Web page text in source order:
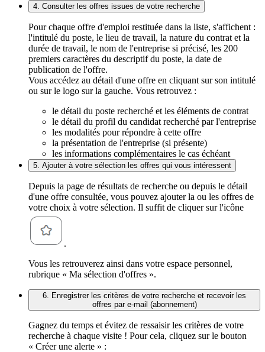
4. Consulter les offres issues de votre recherche
Pour chaque offre d'emploi restituée dans la liste, s'affichent :
l'intitulé du poste, le lieu de travail, la nature du contrat et la
durée de travail, le nom de l'entreprise si précisé, les 200
premiers caractères du descriptif du poste, la date de
publication de l'offre.
Vous accédez au détail d'une offre en cliquant sur son intitulé
ou sur le logo sur la gauche. Vous retrouvez :
le détail du poste recherché et les éléments de contrat
le détail du profil du candidat recherché par l'entreprise
les modalités pour répondre à cette offre
la présentation de l'entreprise (si présente)
les informations complémentaires le cas échéant
5. Ajouter à votre sélection les offres qui vous intéressent
Depuis la page de résultats de recherche ou depuis le détail
d'une offre consultée, vous pouvez ajouter la ou les offres de
votre choix à votre sélection. Il suffit de cliquer sur l'icône
.
Vous les retrouverez ainsi dans votre espace personnel,
rubrique « Ma sélection d'offres ».
6. Enregistrer les critères de votre recherche et recevoir les
offres par e-mail (abonnement)
Gagnez du temps et évitez de ressaisir les critères de votre
recherche à chaque visite ! Pour cela, cliquez sur le bouton
« Créer une alerte » :